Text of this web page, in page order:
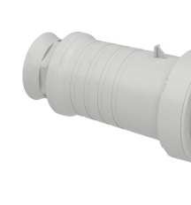
Prize TV
Prize și fișe industriale
Rame
Sonerii